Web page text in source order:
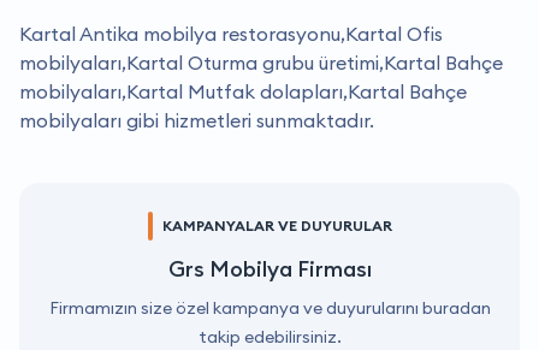
Kartal Antika mobilya restorasyonu,Kartal Ofis
mobilyaları,Kartal Oturma grubu üretimi,Kartal Bahçe
mobilyaları,Kartal Mutfak dolapları,Kartal Bahçe
mobilyaları gibi hizmetleri sunmaktadır.
KAMPANYALAR VE DUYURULAR
Grs Mobilya Firması
Firmamızın size özel kampanya ve duyurularını buradan
takip edebilirsiniz.